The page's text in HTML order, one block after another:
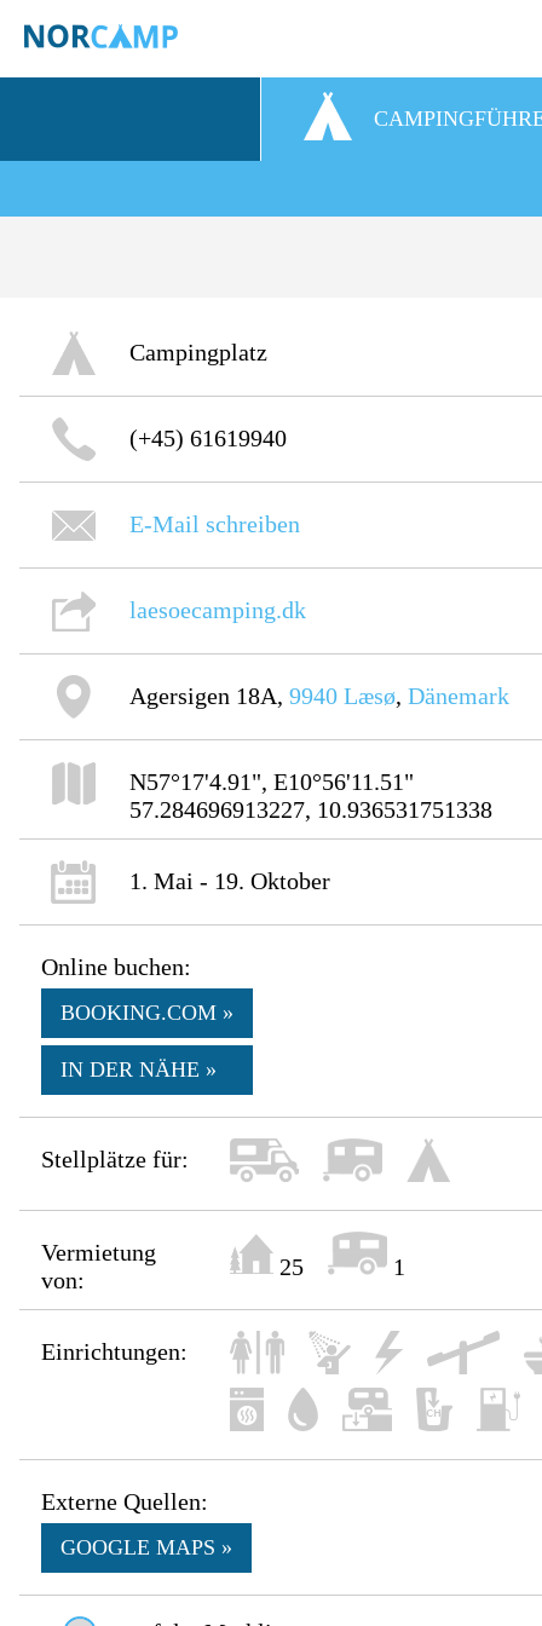
Campingplatz
(+45) 61619940
E-Mail schreiben
laesoecamping.dk
Agersigen 18A,9940 Læsø,Dänemark
N57°17'4.91", E10°56'11.51"
57.284696913227, 10.936531751338
1. Mai - 19. Oktober
Online buchen:
BOOKING.COM »
IN DER NÄHE »
Stellplätze für:
Vermietung
von:
25 1
Einrichtungen:
Externe Quellen:
GOOGLE MAPS »